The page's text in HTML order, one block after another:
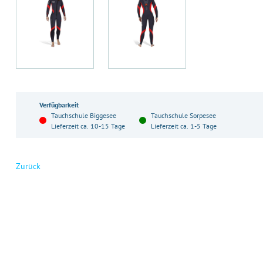
Verfügbarkeit
Tauchschule Biggesee
Lieferzeit ca. 10-15 Tage
Tauchschule Sorpesee
Lieferzeit ca. 1-5 Tage
Zurück